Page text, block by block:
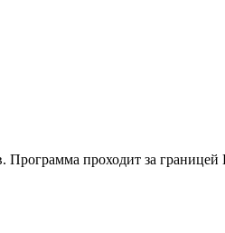
проходит за границей